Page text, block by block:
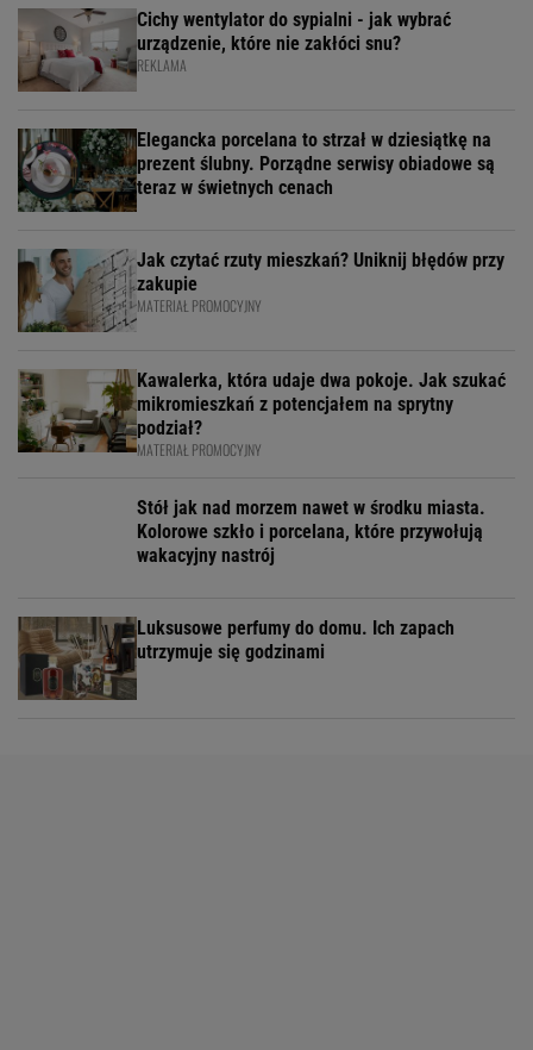
Cichy wentylator do sypialni - jak wybrać
urządzenie, które nie zakłóci snu?
REKLAMA
Elegancka porcelana to strzał w dziesiątkę na
prezent ślubny. Porządne serwisy obiadowe są
teraz w świetnych cenach
Jak czytać rzuty mieszkań? Uniknij błędów przy
zakupie
MATERIAŁ PROMOCYJNY
Kawalerka, która udaje dwa pokoje. Jak szukać
mikromieszkań z potencjałem na sprytny
podział?
MATERIAŁ PROMOCYJNY
Stół jak nad morzem nawet w środku miasta.
Kolorowe szkło i porcelana, które przywołują
wakacyjny nastrój
Luksusowe perfumy do domu. Ich zapach
utrzymuje się godzinami